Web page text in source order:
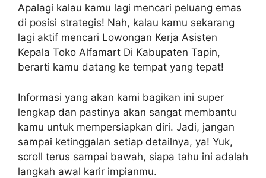
Apalagi kalau kamu lagi mencari peluang emas
di posisi strategis! Nah, kalau kamu sekarang
lagi aktif mencari Lowongan Kerja Asisten
Kepala Toko Alfamart Di Kabupaten Tapin,
berarti kamu datang ke tempat yang tepat!
Informasi yang akan kami bagikan ini super
lengkap dan pastinya akan sangat membantu
kamu untuk mempersiapkan diri. Jadi, jangan
sampai ketinggalan setiap detailnya, ya! Yuk,
scroll terus sampai bawah, siapa tahu ini adalah
langkah awal karir impianmu.